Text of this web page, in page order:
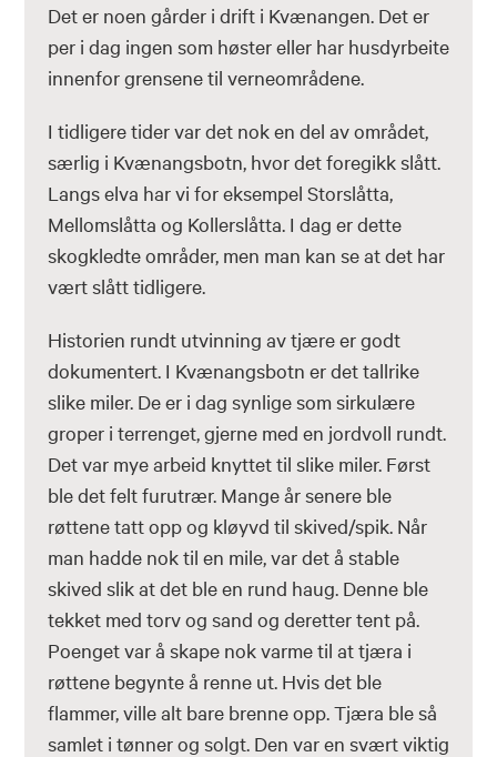
Det er noen gårder i drift i Kvænangen. Det er
per i dag ingen som høster eller har husdyrbeite
innenfor grensene til verneområdene.
I tidligere tider var det nok en del av området,
særlig i Kvænangsbotn, hvor det foregikk slått.
Langs elva har vi for eksempel Storslåtta,
Mellomslåtta og Kollerslåtta. I dag er dette
skogkledte områder, men man kan se at det har
vært slått tidligere.
Historien rundt utvinning av tjære er godt
dokumentert. I Kvænangsbotn er det tallrike
slike miler. De er i dag synlige som sirkulære
groper i terrenget, gjerne med en jordvoll rundt.
Det var mye arbeid knyttet til slike miler. Først
ble det felt furutrær. Mange år senere ble
røttene tatt opp og kløyvd til skived/spik. Når
man hadde nok til en mile, var det å stable
skived slik at det ble en rund haug. Denne ble
tekket med torv og sand og deretter tent på.
Poenget var å skape nok varme til at tjæra i
røttene begynte å renne ut. Hvis det ble
flammer, ville alt bare brenne opp. Tjæra ble så
samlet i tønner og solgt. Den var en svært viktig